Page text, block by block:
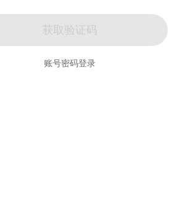
获取验证码
账号密码登录